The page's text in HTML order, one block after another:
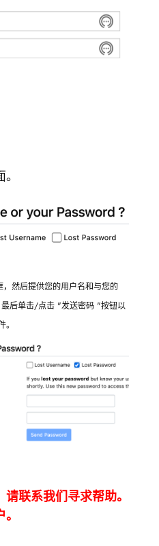
然后提供您的用户名和与您的
最后单击/点击 "发送密码 "按钮以
联系我们寻求帮助。